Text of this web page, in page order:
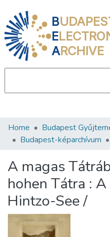
B
E
ARCHIVE
Communities &
Statistics
About us
Home Budapest
Budapest-képarchívum
A magas
hohen Tátra :
Hintzo-See /